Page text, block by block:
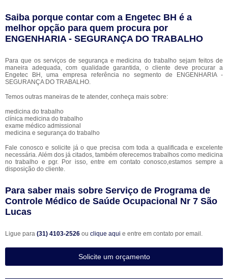
Saiba porque contar com a Engetec BH é a
melhor opção para quem procura por
ENGENHARIA - SEGURANÇA DO TRABALHO
Para que os serviços de segurança e medicina do trabalho sejam feitos de
maneira adequada, com qualidade garantida, o cliente deve procurar a
Engetec BH, uma empresa referência no segmento de ENGENHARIA -
SEGURANÇA DO TRABALHO.
Temos outras maneiras de te atender, conheça mais sobre:
medicina do trabalho
clínica medicina do trabalho
exame médico admissional
medicina e segurança do trabalho
Fale conosco e solicite já o que precisa com toda a qualificada e excelente
necessária. Além dos já citados, também oferecemos trabalhos como medicina
no trabalho e pgr. Por isso, entre em contato conosco,estamos sempre a
disposição do cliente.
Para saber mais sobre Serviço de Programa de
Controle Médico de Saúde Ocupacional Nr 7 São
Lucas
Ligue para (31) 4103-2526 ou clique aqui e entre em contato por email.
Solicite um orçamento